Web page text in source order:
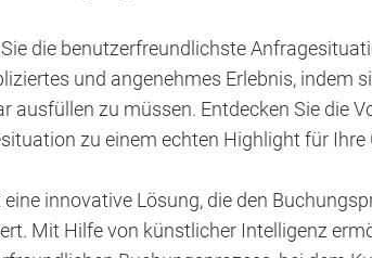
die benutzerfreundlichste
und angenehmes Erlebnis, indem
ausfüllen zu müssen. Entdecken Sie die
zu einem echten Highlight für Ihre
eine innovative Lösung, die den
Mit Hilfe von künstlicher Intelligenz